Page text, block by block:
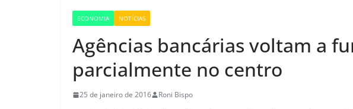
ECONOMIA NOTÍCIAS
Agências bancárias voltam a
parcialmente no centro
25 de janeiro de 2016 Roni Bispo